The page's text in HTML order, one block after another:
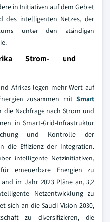
in Initiativen auf dem Gebiet
des intelligenten Netzes, der
unter den ständigen
Strom- und
Afrikas legen mehr Wert auf
zusammen mit Smart
Nachfrage nach Strom und
in Smart-Grid-Infrastruktur
und Kontrolle der
die Effizienz der Integration.
intelligente Netzinitiativen,
erneuerbare Energien zu
im Jahr 2023 Pläne an, 3,2
Netzentwicklung zu
sich an die Saudi Vision 2030,
zu diversifizieren, die